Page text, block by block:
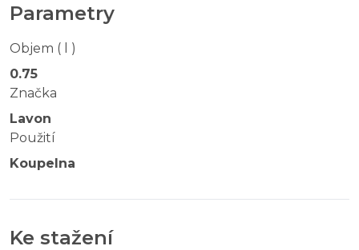
Parametry
Objem ( l )
0.75
Značka
Lavon
Použití
Koupelna
Ke stažení